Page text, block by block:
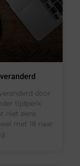
door
tijdperk
niet eens
met 18 naar